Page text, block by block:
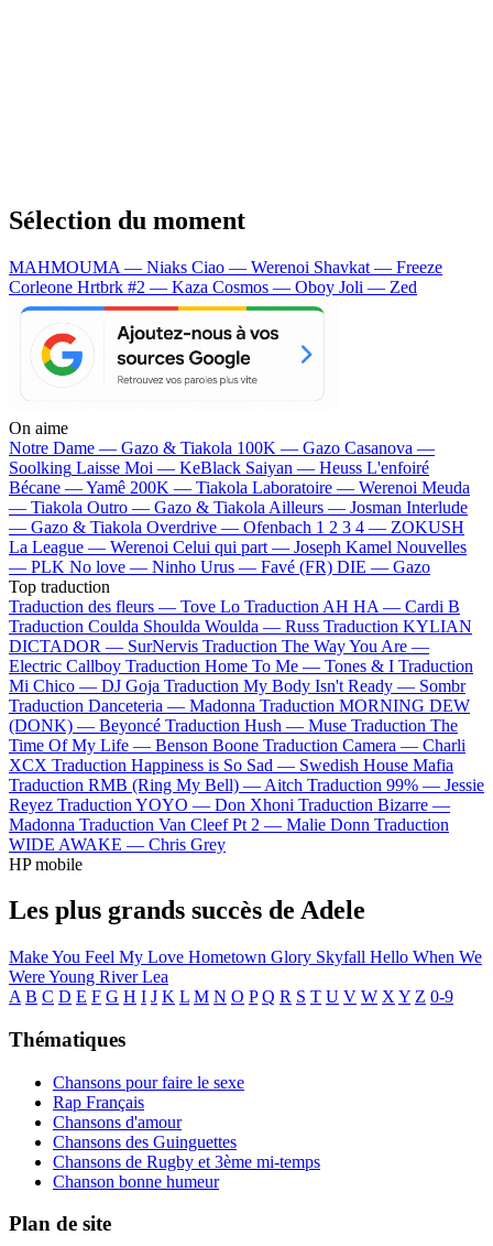
Sélection du moment
MAHMOUMA — Niaks Ciao — Werenoi Shavkat — Freeze
Corleone Hrtbrk #2 — Kaza Cosmos — Oboy Joli — Zed
On aime
Notre Dame — Gazo & Tiakola 100K — Gazo Casanova —
Soolking Laisse Moi — KeBlack Saiyan — Heuss L'enfoiré
Bécane —Yamê 200K — Tiakola Laboratoire — Werenoi Meuda
— Tiakola Outro — Gazo & Tiakola Ailleurs — Josman Interlude
— Gazo & Tiakola Overdrive — Ofenbach 1 2 3 4 — ZOKUSH
La League — Werenoi Celui qui part — Joseph Kamel Nouvelles
— PLK No love — Ninho Urus — Favé (FR) DIE — Gazo
Top traduction
Traduction des fleurs — Tove Lo Traduction AH HA — Cardi B
Traduction Coulda Shoulda Woulda — Russ Traduction KYLIAN
DICTADOR — SurNervis Traduction The Way You Are —
Electric Callboy Traduction Home To Me — Tones & I Traduction
Mi Chico — DJ Goja Traduction My Body Isn't Ready — Sombr
Traduction Danceteria — Madonna Traduction MORNING DEW
(DONK) — Beyoncé Traduction Hush — Muse Traduction The
Time Of My Life — Benson Boone Traduction Camera — Charli
XCX Traduction Happiness is So Sad — Swedish House Mafia
Traduction RMB (Ring My Bell) — Aitch Traduction 99% — Jessie
Reyez Traduction YOYO — Don Xhoni Traduction Bizarre —
Madonna Traduction Van Cleef Pt 2 — Malie Donn Traduction
WIDE AWAKE — Chris Grey
HP mobile
Les plus grands succès de Adele
Make You Feel My Love Hometown Glory Skyfall Hello When We
Were Young River Lea
A B C D E F G H I J K L M N O P Q R S T U V W X Y Z 0-9
Thématiques
Chansons pour faire le sexe
Rap Français
Chansons d'amour
Chansons des Guinguettes
Chansons de Rugby et 3ème mi-temps
Chanson bonne humeur
Plan de site